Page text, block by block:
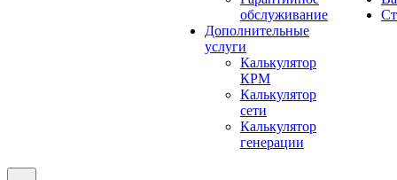
обслуживание
Дополнительные
услуги
Калькулятор
КРМ
Калькулятор
сети
Калькулятор
генерации